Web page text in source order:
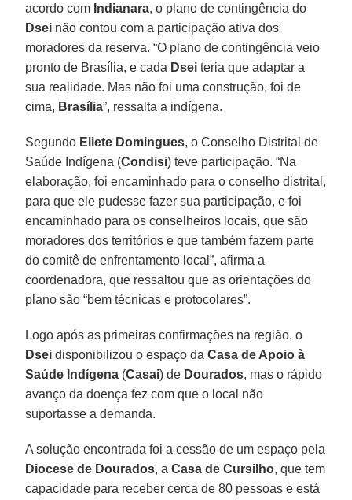
acordo com Indianara, o plano de contingência do
Dsei não contou com a participação ativa dos
moradores da reserva. “O plano de contingência veio
pronto de Brasília, e cada Dsei teria que adaptar a
sua realidade. Mas não foi uma construção, foi de
cima, Brasília”, ressalta a indígena.
Segundo Eliete Domingues, o Conselho Distrital de
Saúde Indígena (Condisi) teve participação. “Na
elaboração, foi encaminhado para o conselho distrital,
para que ele pudesse fazer sua participação, e foi
encaminhado para os conselheiros locais, que são
moradores dos territórios e que também fazem parte
do comitê de enfrentamento local”, afirma a
coordenadora, que ressaltou que as orientações do
plano são “bem técnicas e protocolares”.
Logo após as primeiras confirmações na região, o
Dsei disponibilizou o espaço da Casa de Apoio à
Saúde Indígena (Casai) de Dourados, mas o rápido
avanço da doença fez com que o local não
suportasse a demanda.
A solução encontrada foi a cessão de um espaço pela
Diocese de Dourados, aCasa de Cursilho, que tem
capacidade para receber cerca de 80 pessoas e está